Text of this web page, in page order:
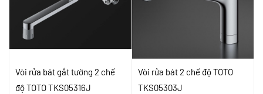
Vòi rửa bát gắt tường 2 chế
độ TOTO TKS05316J
Vòi rửa bát 2 chế độ TOTO
TKS05303J